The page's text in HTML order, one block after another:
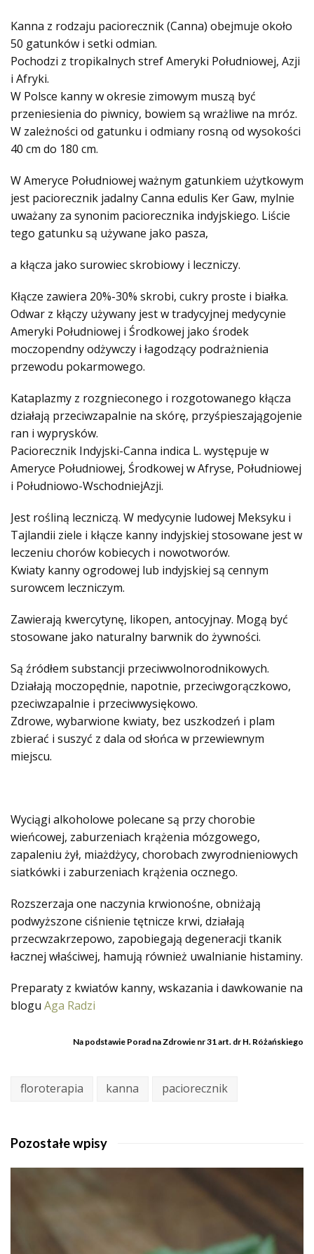
Kanna z rodzaju paciorecznik (Canna) obejmuje około
50 gatunków i setki odmian.
Pochodzi z tropikalnych stref Ameryki Południowej, Azji
i Afryki.
W Polsce kanny w okresie zimowym muszą być
przeniesienia do piwnicy, bowiem są wrażliwe na mróz.
W zależności od gatunku i odmiany rosną od wysokości
40 cm do 180 cm.
W Ameryce Południowej ważnym gatunkiem użytkowym
jest paciorecznik jadalny Canna edulis Ker Gaw, mylnie
uważany za synonim paciorecznika indyjskiego. Liście
tego gatunku są używane jako pasza,
a kłącza jako surowiec skrobiowy i leczniczy.
Kłącze zawiera 20%-30% skrobi, cukry proste i białka.
Odwar z kłączy używany jest w tradycyjnej medycynie
Ameryki Południowej i Środkowej jako środek
moczopendny odżywczy i łagodzący podrażnienia
przewodu pokarmowego.
Kataplazmy z rozgnieconego i rozgotowanego kłącza
działają przeciwzapalnie na skórę, przyśpieszajągojenie
ran i wyprysków.
Paciorecznik Indyjski-Canna indica L. występuje w
Ameryce Południowej, Środkowej w Afryse, Południowej
i Południowo-WschodniejAzji.
Jest rośliną leczniczą. W medycynie ludowej Meksyku i
Tajlandii ziele i kłącze kanny indyjskiej stosowane jest w
leczeniu chorów kobiecych i nowotworów.
Kwiaty kanny ogrodowej lub indyjskiej są cennym
surowcem leczniczym.
Zawierają kwercytynę, likopen, antocyjnay. Mogą być
stosowane jako naturalny barwnik do żywności.
Są źródłem substancji przeciwwolnorodnikowych.
Działają moczopędnie, napotnie, przeciwgorączkowo,
pzeciwzapalnie i przeciwwysiękowo.
Zdrowe, wybarwione kwiaty, bez uszkodzeń i plam
zbierać i suszyć z dala od słońca w przewiewnym
miejscu.
Wyciągi alkoholowe polecane są przy chorobie
wieńcowej, zaburzeniach krążenia mózgowego,
zapaleniu żył, miażdżycy, chorobach zwyrodnieniowych
siatkówki i zaburzeniach krążenia ocznego.
Rozszerzaja one naczynia krwionośne, obniżają
podwyższone ciśnienie tętnicze krwi, działają
przecwzakrzepowo, zapobiegają degeneracji tkanik
łacznej właściwej, hamują również uwalnianie histaminy.
Preparaty z kwiatów kanny, wskazania i dawkowanie na
blogu Aga Radzi
Na podstawie Porad na Zdrowie nr 31 art. dr H. Różańskiego
floroterapia kanna paciorecznik
Pozostałe wpisy